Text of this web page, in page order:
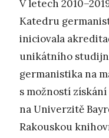
V letech
Katedru
iniciovala
unikátního
germanistika na
s možností
na Univerzitě
Rakouskou